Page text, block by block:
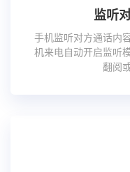
监听
手机监听对方通话内
机来电自动开启监听
翻阅